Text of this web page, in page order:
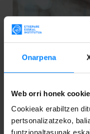
Onarpena
Web orri honek
Cookieak erabiltzen
pertsonalizatzeko,